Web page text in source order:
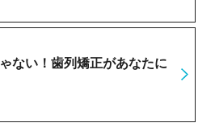
ない！歯列矯正があなたに